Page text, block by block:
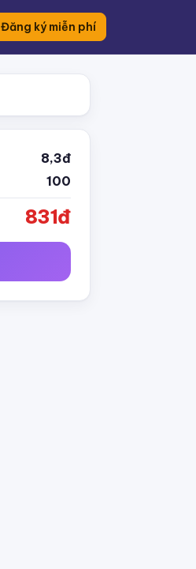
Đăng ký miễn phí
8,3đ
100
831đ